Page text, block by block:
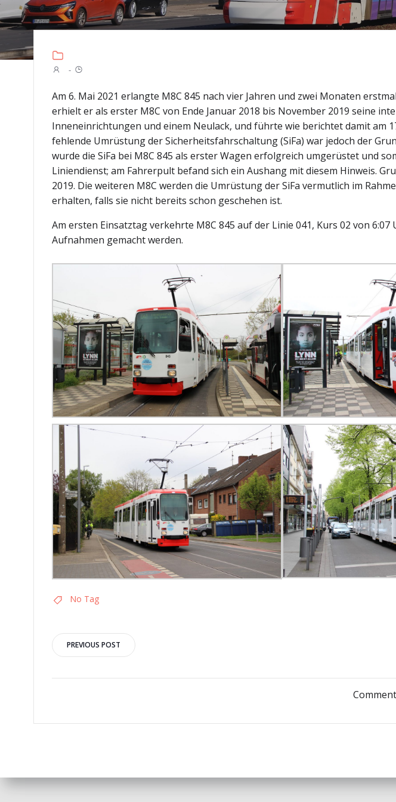
-
Am 6. Mai 2021 erlangte M8C 845 nach vier Jahren und zwei Monaten
erhielt er als erster M8C von Ende Januar 2018 bis November 2019 seine
Inneneinrichtungen und einem Neulack, und führte wie berichtet damit am
fehlende Umrüstung der Sicherheitsfahrschaltung (SiFa) war jedoch der
wurde die SiFa bei M8C 845 als erster Wagen erfolgreich umgerüstet und
Liniendienst; am Fahrerpult befand sich ein Aushang mit diesem Hinweis.
2019. Die weiteren M8C werden die Umrüstung der SiFa vermutlich im
erhalten, falls sie nicht bereits schon geschehen ist.
Am ersten Einsatztag verkehrte M8C 845 auf der Linie 041, Kurs 02 von
Aufnahmen gemacht werden.
No Tag
Post
navigation
PREVIOUS POST